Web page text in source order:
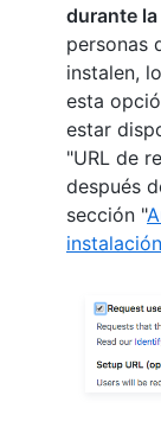
durante
personas
instalen,
esta
estar
"URL de
después
sección "
instalación